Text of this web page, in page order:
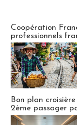
Coopération
professionnels
Bon plan
2ème passager